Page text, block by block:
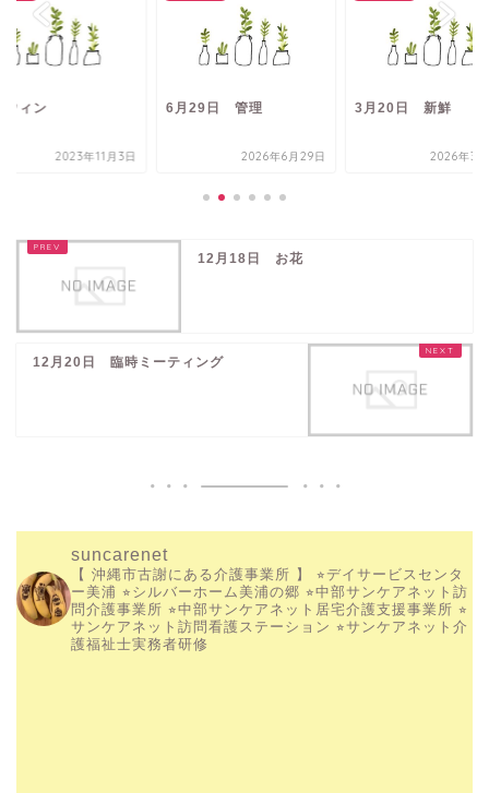
ウィン
2023年11月3日
6月29日 管理
2026年6月29日
3月20日 新鮮
2026年3
12月18日 お花
12月20日 臨時ミーティング
suncarenet
【 沖縄市古謝にある介護事業所 】
⭐︎デイサービスセンタ
ー美浦 ⭐︎シルバーホーム美浦の郷 ⭐︎中部サンケアネット訪
問介護事業所 ⭐︎中部サンケアネット居宅介護支援事業所 ⭐︎
サンケアネット訪問看護ステーション ⭐︎サンケアネット介
護福祉士実務者研修